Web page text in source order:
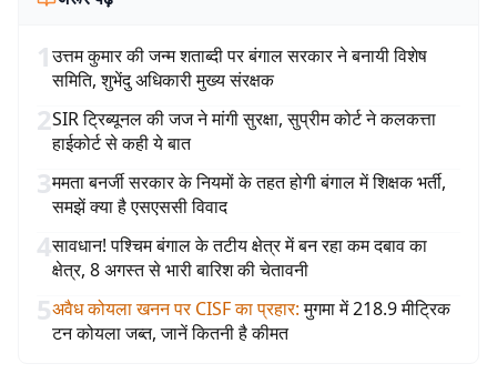
1उत्तम कुमार की जन्म शताब्दी पर बंगाल सरकार ने बनायी विशेष
समिति, शुभेंदु अधिकारी मुख्य संरक्षक
2SIR ट्रिब्यूनल की जज ने मांगी सुरक्षा, सुप्रीम कोर्ट ने कलकत्ता
हाईकोर्ट से कही ये बात
3ममता बनर्जी सरकार के नियमों के तहत होगी बंगाल में शिक्षक भर्ती,
समझें क्या है एसएससी विवाद
4सावधान! पश्चिम बंगाल के तटीय क्षेत्र में बन रहा कम दबाव का
क्षेत्र, 8 अगस्त से भारी बारिश की चेतावनी
5अवैध कोयला खनन पर CISF का प्रहार: मुगमा में 218.9 मीट्रिक
टन कोयला जब्त, जानें कितनी है कीमत